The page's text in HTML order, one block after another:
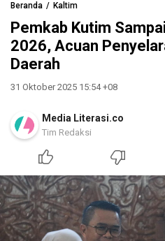
Beranda Kaltim
Pemkab Kutim
2026, Acuan
Daerah
31 Oktober 2025 15:54 +08
Media Literasi.co
Tim Redaksi